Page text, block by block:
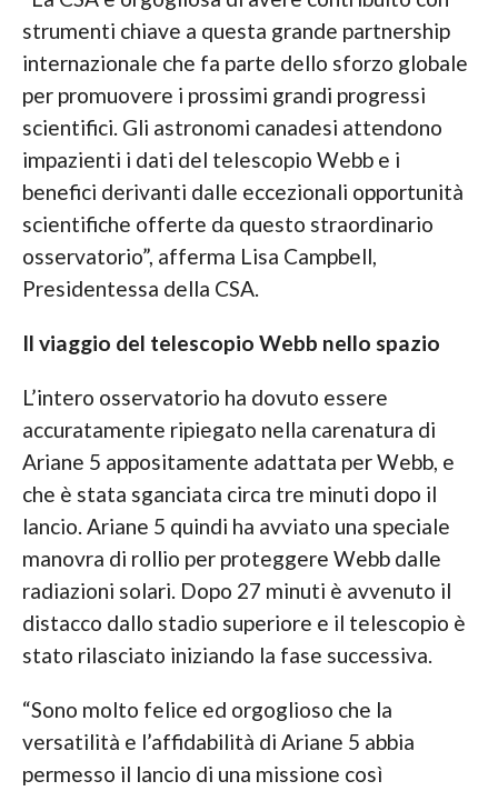
strumenti chiave a questa grande partnership
internazionale che fa parte dello sforzo globale
per promuovere i prossimi grandi progressi
scientifici. Gli astronomi canadesi attendono
impazienti i dati del telescopio Webb e i
benefici derivanti dalle eccezionali opportunità
scientifiche offerte da questo straordinario
osservatorio”, afferma Lisa Campbell,
Presidentessa della CSA.
Il viaggio del telescopio Webb nello spazio
L’intero osservatorio ha dovuto essere
accuratamente ripiegato nella carenatura di
Ariane 5 appositamente adattata per Webb, e
che è stata sganciata circa tre minuti dopo il
lancio. Ariane 5 quindi ha avviato una speciale
manovra di rollio per proteggere Webb dalle
radiazioni solari. Dopo 27 minuti è avvenuto il
distacco dallo stadio superiore e il telescopio è
stato rilasciato iniziando la fase successiva.
“Sono molto felice ed orgoglioso che la
versatilità e l’affidabilità di Ariane 5 abbia
permesso il lancio di una missione così